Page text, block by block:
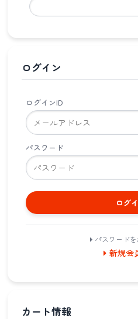
ログイン
ログインID
パスワード
ログ
パスワード
新規会
カート情報